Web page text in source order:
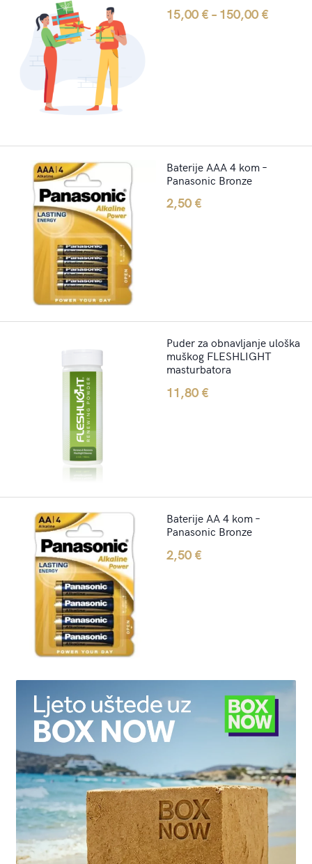
15,00€ – 150,00€
Baterije AAA 4 kom –
Panasonic Bronze
2,50€
Puder za obnavljanje uloška
muškog FLESHLIGHT
masturbatora
11,80€
Baterije AA 4 kom –
Panasonic Bronze
2,50€